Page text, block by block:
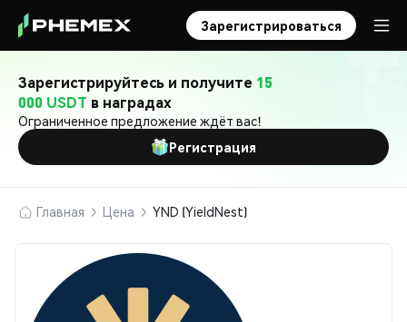
Зарегистрироваться
Зарегистрируйтесь и получите 15
000 USDT в наградах
Ограниченное предложение ждёт вас!
Регистрация
Главная Цена YND (YieldNest)